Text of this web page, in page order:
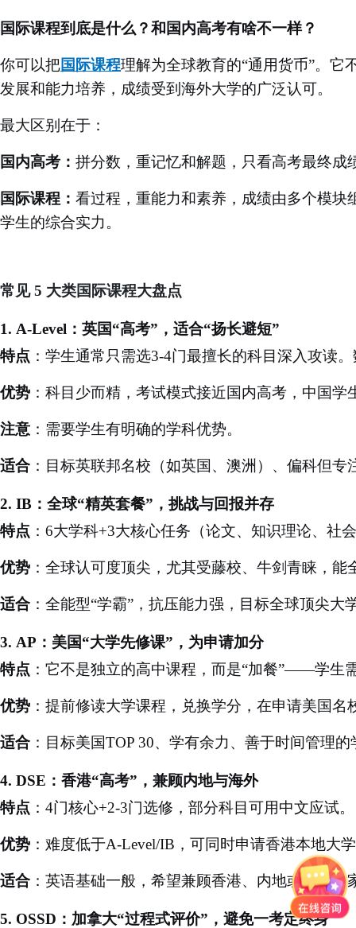
国际课程到底是什么？和国内高考有啥不一样？
你可以把国际课程理解为全球教育的“通用货币”。它
发展和能力培养，成绩受到海外大学的广泛认可。
最大区别在于：
国内高考： 拼分数，重记忆和解题，只看高考最终成
国际课程： 看过程，重能力和素养，成绩由多个模
学生的综合实力。
常见 5 大类国际课程大盘点
1. A-Level：英国“高考”，适合“扬长避短”
特点 ：学生通常只需选3-4门最擅长的科目深入攻读
优势 ：科目少而精，考试模式接近国内高考，中国学
注意 ：需要学生有明确的学科优势。
适合 ：目标英联邦名校（如英国、澳洲）、偏科但专
2. IB：全球“精英套餐”，挑战与回报并存
特点 ： 6大学科+3大核心任务（论文、知识理论、社
优势 ：全球认可度顶尖，尤其受藤校、牛剑青睐，
适合 ：全能型“学霸”，抗压能力强，目标全球顶尖大
3. AP：美国“大学先修课”，为申请加分
特点 ：它不是独立的高中课程，而是“加餐”——学生
优势 ：提前修读大学课程，兑换学分，在申请美国名
适合 ：目标美国TOP 30、学有余力、善于时间管理的
4. DSE：香港“高考”，兼顾内地与海外
特点 ： 4门核心+2-3门选修，部分科目可用中文应试。
优势 ：难度低于A-Level/IB，可同时申请香港本地大
适合 ：英语基础一般，希望兼顾香港、内地或英语
5. OSSD：加拿大“过程式评价”，避免一考定终身